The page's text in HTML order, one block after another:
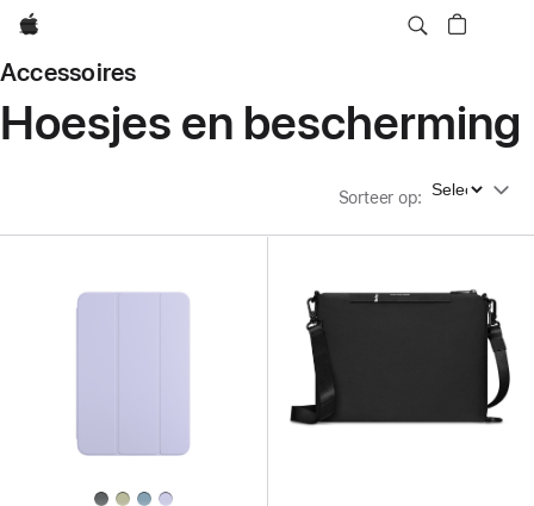
Apple
Accessoires
Hoesjes en bescherming
Sorteer op: Sorteer op